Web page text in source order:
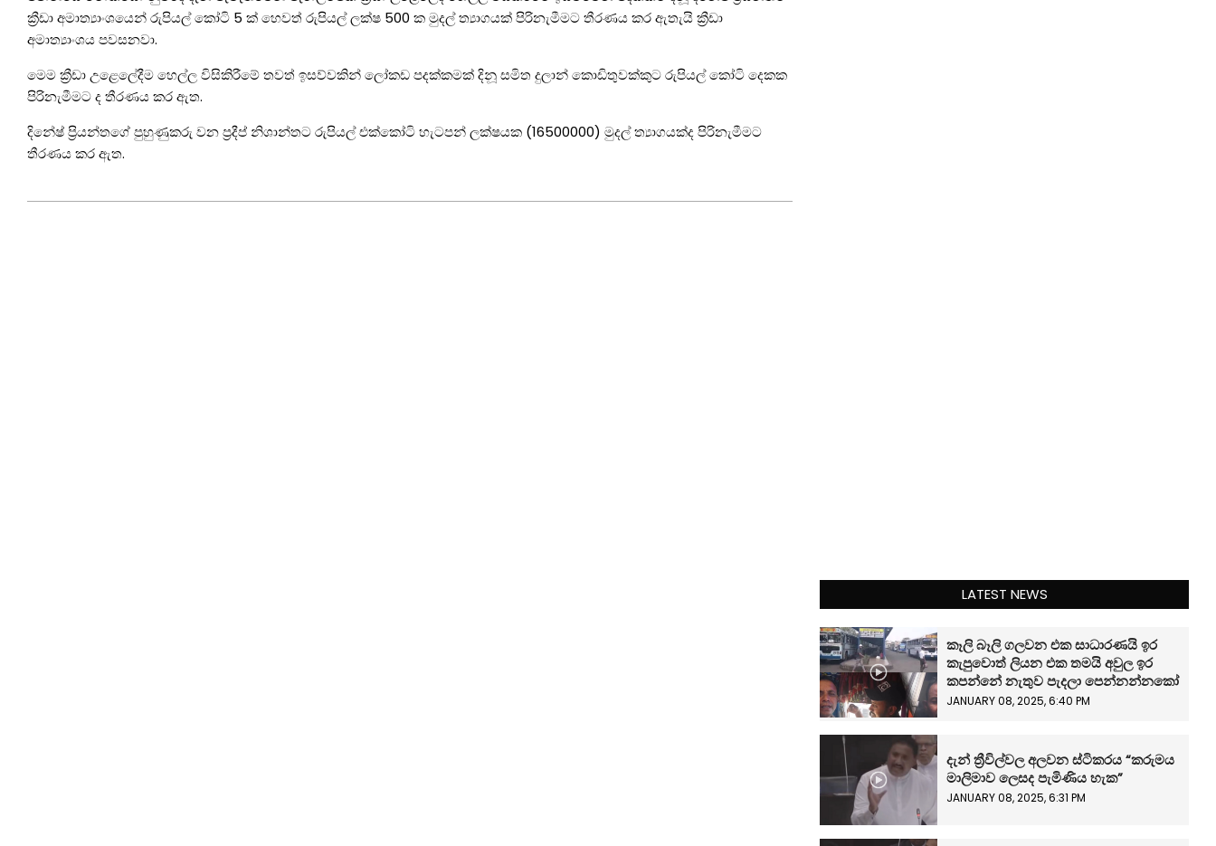
ක්‍රීඩා අමාත්‍යාංශයෙන් රුපියල් කෝටි 5 ක් හෙවත් රුපියල් ලක්ෂ 500 ක මුදල් ත්‍යාගයක් පිරිනැමීමට තීරණය කර ඇතැයි ක්‍රීඩා
අමාත්‍යාංශය පවසනවා.
මෙම ක්‍රීඩා උළෙලේදීම හෙල්ල විසිකිරීමේ තවත් ඉසව්වකින් ලෝකඩ පදක්කමක් දිනූ සමිත දුලාන් කොඩිතුවක්කුට රුපියල් කෝටි දෙකක
පිරිනැමීමට ද තීරණය කර ඇත.
දිනේෂ් ප්‍රියන්තගේ පුහුණුකරු වන ප්‍රදීප් නිශාන්තට රුපියල් එක්කෝටි හැටපන් ලක්ෂයක (16500000) මුදල් ත්‍යාගයක්ද පිරිනැමීමට
තීරණය කර ඇත.
LATEST NEWS
කෑලි බෑලි ගලවන එක සාධාරණයි ඉර
කැපුවොත් ලියන එක තමයි අවුල ඉර
කපන්නේ නැතුව පැදලා පෙන්නන්නකෝ
JANUARY 08, 2025, 6:40 PM
දැන් ත්‍රීවිල්වල අලවන ස්ටිකරය “කරුමය
මාලිමාව ලෙසද පැමිණිය හැක”
JANUARY 08, 2025, 6:31 PM